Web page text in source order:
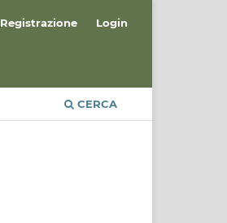
CERCA
Registrazione Login